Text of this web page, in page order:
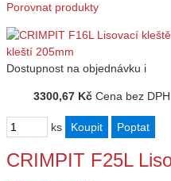
Porovnat produkty
Dostupnost na objednávku i
3300,67 Kč Cena bez DPH
ks
CRIMPIT F25L